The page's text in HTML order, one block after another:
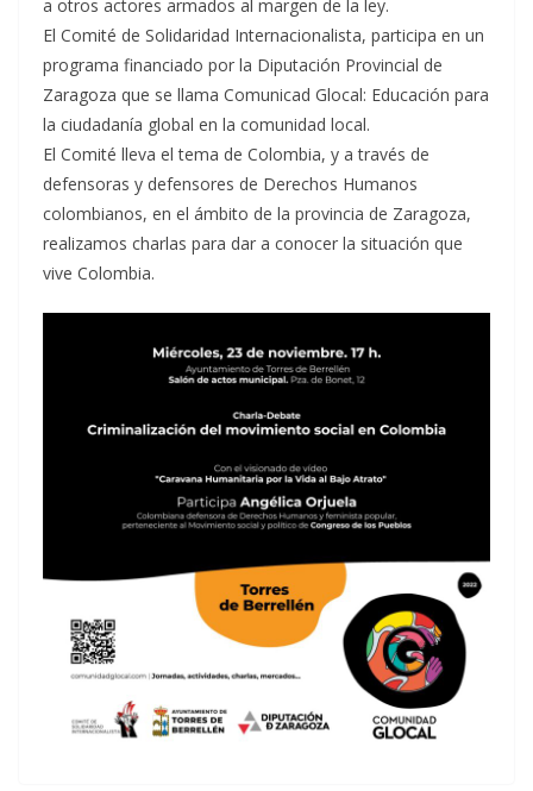
a otros actores armados al margen de la ley.
El Comité de Solidaridad Internacionalista, participa en un
programa financiado por la Diputación Provincial de
Zaragoza que se llama Comunicad Glocal: Educación para
la ciudadanía global en la comunidad local.
El Comité lleva el tema de Colombia, y a través de
defensoras y defensores de Derechos Humanos
colombianos, en el ámbito de la provincia de Zaragoza,
realizamos charlas para dar a conocer la situación que
vive Colombia.